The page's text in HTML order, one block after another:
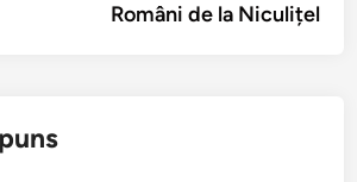
Români de la Niculițel